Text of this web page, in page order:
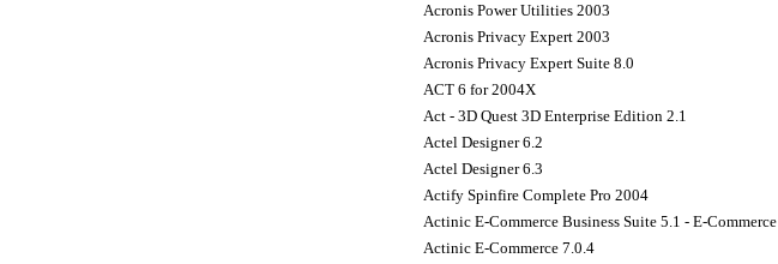
Acronis Power Utilities 2003
Acronis Privacy Expert 2003
Acronis Privacy Expert Suite 8.0
ACT 6 for 2004X
Act - 3D Quest 3D Enterprise Edition 2.1
Actel Designer 6.2
Actel Designer 6.3
Actify Spinfire Complete Pro 2004
Actinic E-Commerce Business Suite 5.1 - E-Commerce
Actinic E-Commerce 7.0.4